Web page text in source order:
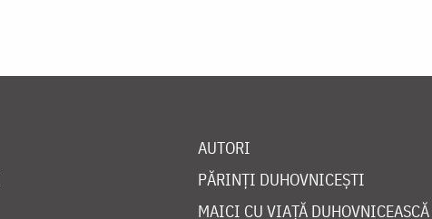
AUTORI
PĂRINȚI DUHOVNICEȘTI
MAICI CU VIAȚĂ DUHOVNICEASCĂ